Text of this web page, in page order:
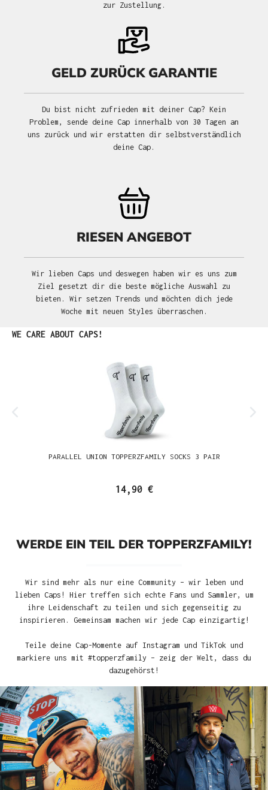
zur Zustellung.
GELD ZURÜCK GARANTIE
Du bist nicht zufrieden mit deiner Cap? Kein
Problem, sende deine Cap innerhalb von 30 Tagen an
uns zurück und wir erstatten dir selbstverständlich
deine Cap.
RIESEN ANGEBOT
Wir lieben Caps und deswegen haben wir es uns zum
Ziel gesetzt dir die beste mögliche Auswahl zu
bieten. Wir setzen Trends und möchten dich jede
Woche mit neuen Styles überraschen.
Produktgalerie überspringen
WE CARE ABOUT CAPS!
PARALLEL UNION TOPPERZFAMILY SOCKS 3 PAIR
14,90 €
WERDE EIN TEIL DER TOPPERZFAMILY!
Wir sind mehr als nur eine Community – wir leben und
lieben Caps! Hier treffen sich echte Fans und Sammler, um
ihre Leidenschaft zu teilen und sich gegenseitig zu
inspirieren. Gemeinsam machen wir jede Cap einzigartig!
Teile deine Cap-Momente auf Instagram und TikTok und
markiere uns mit #topperzfamily – zeig der Welt, dass du
dazugehörst!